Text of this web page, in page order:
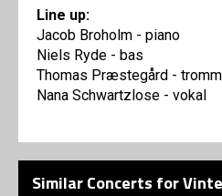
Line up:
Jacob Broholm - piano
Niels Ryde - bas
Thomas Præstegård -
Nana Schwartzlose - vokal
Similar Concerts for